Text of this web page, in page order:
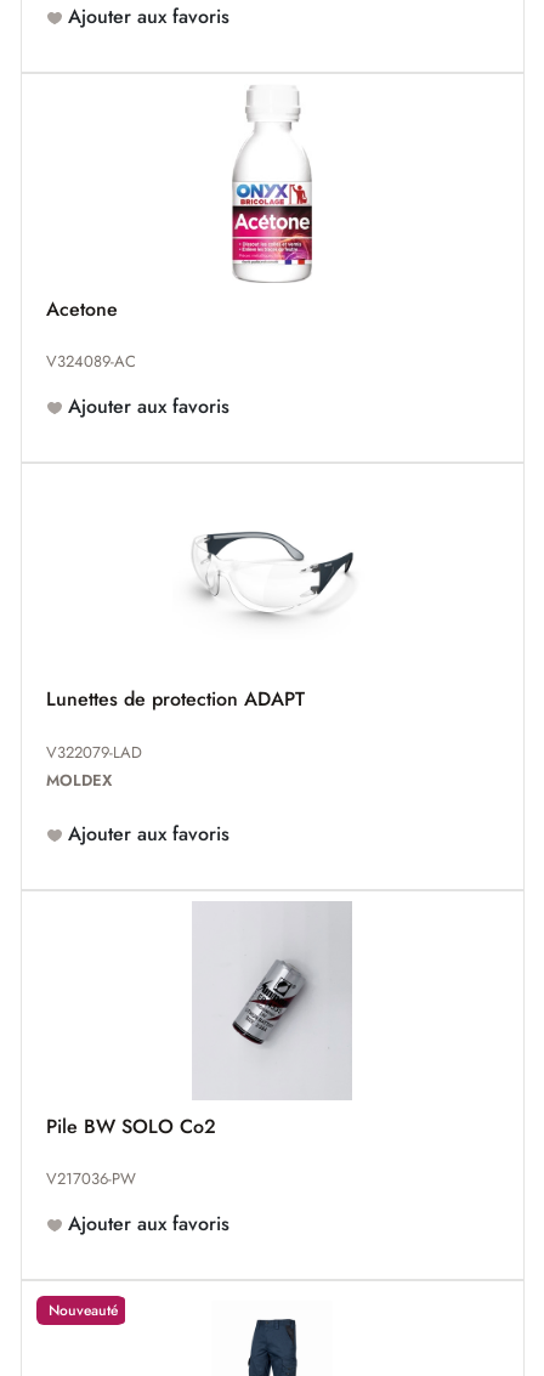
Ajouter aux favoris
Acetone
V324089-AC
Ajouter aux favoris
Lunettes de protection ADAPT
V322079-LAD
MOLDEX
Ajouter aux favoris
Pile BW SOLO Co2
V217036-PW
Ajouter aux favoris
Nouveauté